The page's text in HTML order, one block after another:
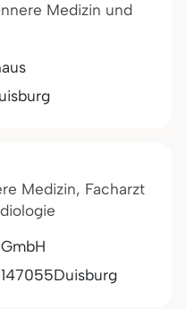
Medizin und
Medizin, Facharzt
47055Duisburg